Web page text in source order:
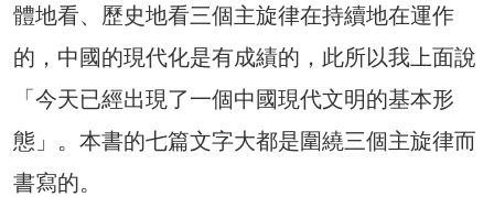
體地看、歷史地看三個主旋律在持續地在運作
的，中國的現代化是有成績的，此所以我上面說
「今天已經出現了一個中國現代文明的基本形
態」。本書的七篇文字大都是圍繞三個主旋律而
書寫的。